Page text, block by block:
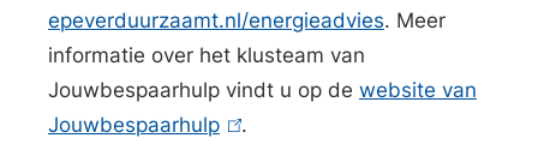
w
i
n
n
epeverduurzaamt.nl/energieadvies. Meer
informatie over het klusteam van
Jouwbespaarhulp vindt u op de website van
Jouwbespaarhulp
.